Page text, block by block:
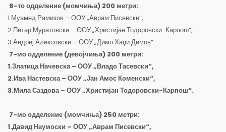
6-то одделение (момчиња) 200 метри:
1.Муамед Рамизов – ООУ „Аврам Писевски“,
2.Петар Муратовски – ООУ „Христијан Тодоровски-Карпош“,
3.Андреј Алексовски – ООУ „Димо Хаџи Димов“.
7-мо одделение (девојчиња) 200 метри:
1.Златица Начевска – ООУ „Владо Тасевски“,
2.Ива Настевска – ООУ „Јан Амос Коменски“,
3.Мила Саздова – ООУ „Христијан Тодоровски-Карпош“.
7-мо одделение (момчиња) 250 метри:
1.Давид Наумоски – ООУ „Аврам Писевски“,